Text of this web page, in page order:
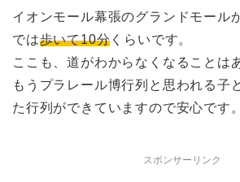
イオンモール幕張のグランドモール
では歩いて10分 くらいです。
ここも、道がわからなくなることは
もう プラレール博行列と思われる子
た行列ができていますので安心です
スポンサーリンク